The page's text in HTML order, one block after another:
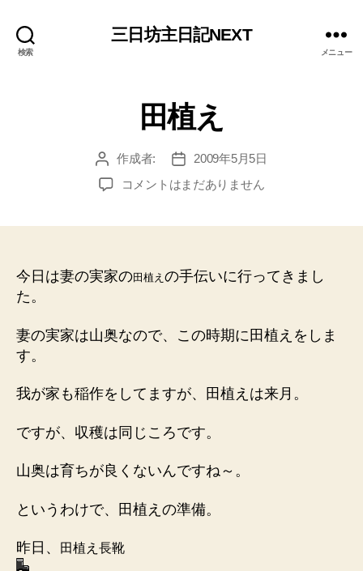
検索
三日坊主日記NEXT
メニュー
田植え
投
稿
者
作成者:
投
稿
日
2009年5月5日
田
コメントはまだありません
今日は妻の実家の田植え の手伝いに行ってきまし
た。
妻の実家は山奥なので、この時期に田植えをしま
す。
我が家も稲作をしてますが、田植えは来月。
ですが、収穫は同じころです。
山奥は育ちが良くないんですね～。
というわけで、田植えの準備。
昨日、 田植え長靴